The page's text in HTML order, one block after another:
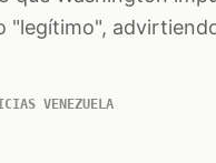
"legítimo",
VENEZUELA